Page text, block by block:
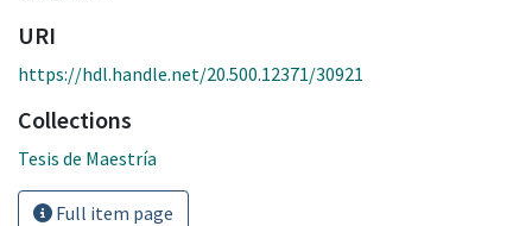
URI
https://hdl.handle.net/20.500.12371/30921
Collections
Tesis de Maestría
Full item page